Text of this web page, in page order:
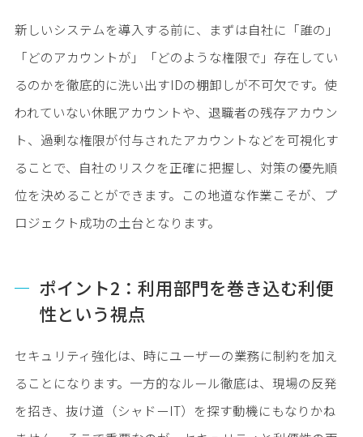
新しいシステムを導入する前に、まずは自社に「誰の」
「どのアカウントが」「どのような権限で」存在してい
るのかを徹底的に洗い出すIDの棚卸しが不可欠です。使
われていない休眠アカウントや、退職者の残存アカウン
ト、過剰な権限が付与されたアカウントなどを可視化す
ることで、自社のリスクを正確に把握し、対策の優先順
位を決めることができます。この地道な作業こそが、プ
ロジェクト成功の土台となります。
ポイント2：利用部門を巻き込む利便
性という視点
セキュリティ強化は、時にユーザーの業務に制約を加え
ることになります。一方的なルール徹底は、現場の反発
を招き、抜け道（シャドーIT）を探す動機にもなりかね